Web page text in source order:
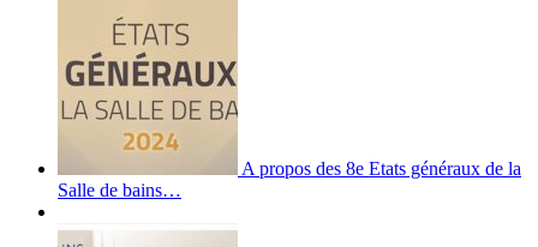
A propos des 8e Etats généraux de la
Salle de bains…